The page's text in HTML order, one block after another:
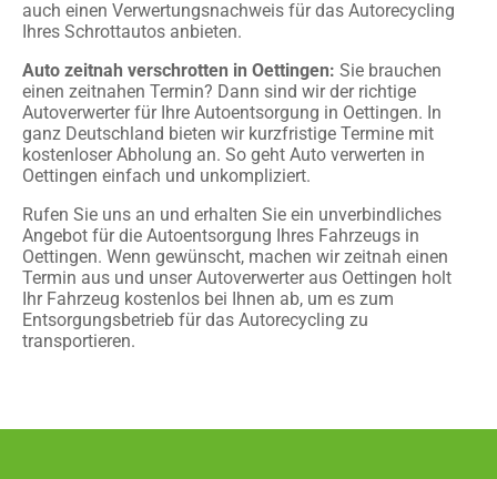
auch einen Verwertungsnachweis für das Autorecycling
Ihres Schrottautos anbieten.
Auto zeitnah verschrotten in Oettingen: Sie brauchen
einen zeitnahen Termin? Dann sind wir der richtige
Autoverwerter für Ihre Autoentsorgung in Oettingen. In
ganz Deutschland bieten wir kurzfristige Termine mit
kostenloser Abholung an. So geht Auto verwerten in
Oettingen einfach und unkompliziert.
Rufen Sie uns an und erhalten Sie ein unverbindliches
Angebot für die Autoentsorgung Ihres Fahrzeugs in
Oettingen. Wenn gewünscht, machen wir zeitnah einen
Termin aus und unser Autoverwerter aus Oettingen holt
Ihr Fahrzeug kostenlos bei Ihnen ab, um es zum
Entsorgungsbetrieb für das Autorecycling zu
transportieren.